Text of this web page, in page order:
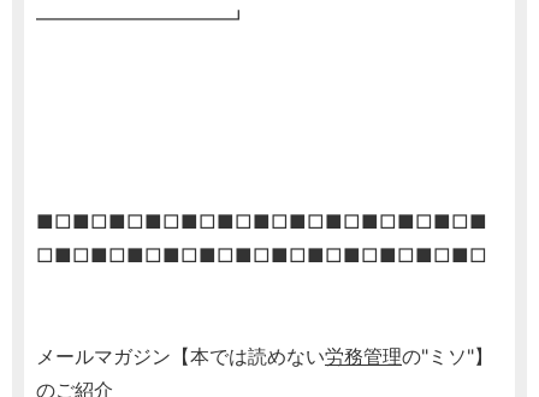
━━━━━━━━━━┛
■□■□■□■□■□■□■□■□■□■□■□■□■
□■□■□■□■□■□■□■□■□■□■□■□■□
メールマガジン【本では読めない労務管理の"ミソ"】
のご紹介